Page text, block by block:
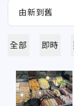
全部 即時